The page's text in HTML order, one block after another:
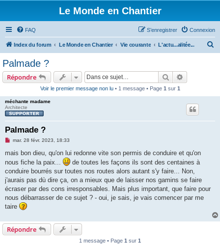
Le Monde en Chantier
FAQ Connexion
S’enregistrer
Index du forum Le Monde en Chantier Vie courante L'actu...alitée...
Palmade ?
Répondre Rechercher
Voir le premier message non lu• 1 message • Page 1 sur 1
méchante madame
Architecte
Palmade ?
M
s
a
g
e
n
o
n
l
u
mar. 28 févr. 2023, 18:33
mais bon dieu, qu'on lui redonne vite son permis de conduire et qu'on
nous fiche la paix...
de toutes les façons ils sont des centaines à
conduire bourrés sur toutes nos routes alors autant s'y faire... Non,
j'aurais pas dù dire ça, on a mieux que de laisser nos gamins se faire
écraser par des cons irresponsables. Mais plus important, que faire pour
nous débarrasser de ce sujet ? - oui, je sais, je vais comencer par me
taire
Répondre
1 message • Page 1 sur 1